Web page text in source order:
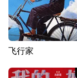
飞行家